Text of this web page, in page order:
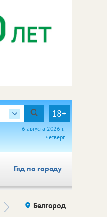
18+
6 августа 2026 г.
четверг
Гид по городу
Здоровье компаний (на
правах
Белгород